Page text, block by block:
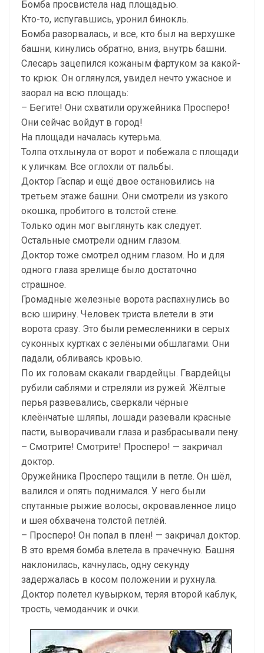
Бомба просвистела над площадью.
Кто-то, испугавшись, уронил бинокль.
Бомба разорвалась, и все, кто был на верхушке
башни, кинулись обратно, вниз, внутрь башни.
Слесарь зацепился кожаным фартуком за какой-
то крюк. Он оглянулся, увидел нечто ужасное и
заорал на всю площадь:
– Бегите! Они схватили оружейника Просперо!
Они сейчас войдут в город!
На площади началась кутерьма.
Толпа отхлынула от ворот и побежала с площади
к уличкам. Все оглохли от пальбы.
Доктор Гаспар и ещё двое остановились на
третьем этаже башни. Они смотрели из узкого
окошка, пробитого в толстой стене.
Только один мог выглянуть как следует.
Остальные смотрели одним глазом.
Доктор тоже смотрел одним глазом. Но и для
одного глаза зрелище было достаточно
страшное.
Громадные железные ворота распахнулись во
всю ширину. Человек триста влетели в эти
ворота сразу. Это были ремесленники в серых
суконных куртках с зелёными обшлагами. Они
падали, обливаясь кровью.
По их головам скакали гвардейцы. Гвардейцы
рубили саблями и стреляли из ружей. Жёлтые
перья развевались, сверкали чёрные
клеёнчатые шляпы, лошади разевали красные
пасти, выворачивали глаза и разбрасывали пену.
– Смотрите! Смотрите! Просперо! — закричал
доктор.
Оружейника Просперо тащили в петле. Он шёл,
валился и опять поднимался. У него были
спутанные рыжие волосы, окровавленное лицо
и шея обхвачена толстой петлёй.
– Просперо! Он попал в плен! — закричал доктор.
В это время бомба влетела в прачечную. Башня
наклонилась, качнулась, одну секунду
задержалась в косом положении и рухнула.
Доктор полетел кувырком, теряя второй каблук,
трость, чемоданчик и очки.